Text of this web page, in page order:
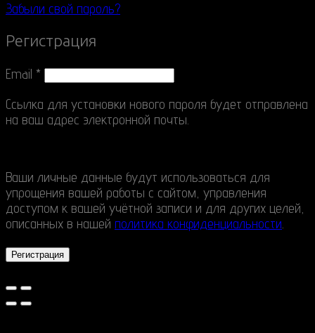
Забыли свой пароль?
Регистрация
Email *
Ссылка для установки нового пароля будет отправлена
​​на ваш адрес электронной почты.
Ваши личные данные будут использоваться для
упрощения вашей работы с сайтом, управления
доступом к вашей учётной записи и для других целей,
описанных в нашей политика конфиденциальности.
Регистрация